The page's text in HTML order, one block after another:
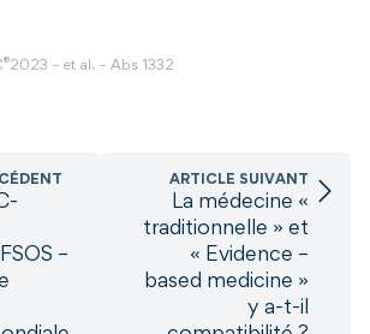
®2023 – et al. – Abs 1332
–
ARTICLE SUIVANT
La médecine «
traditionnelle » et
« Evidence –
based medicine »
y a-t-il